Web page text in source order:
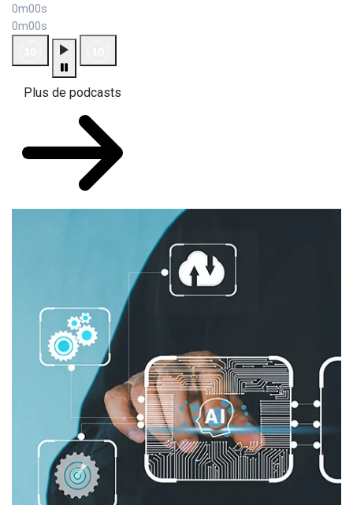
0m00s
0m00s
Plus de podcasts